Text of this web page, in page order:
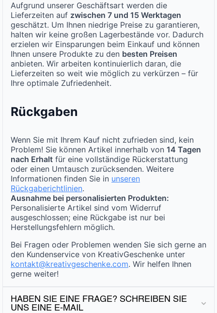
Aufgrund unserer Geschäftsart werden die
Lieferzeiten auf zwischen 7 und 15 Werktagen
geschätzt. Um Ihnen niedrige Preise zu garantieren,
halten wir keine großen Lagerbestände vor. Dadurch
erzielen wir Einsparungen beim Einkauf und können
Ihnen unsere Produkte zu den besten Preisen
anbieten. Wir arbeiten kontinuierlich daran, die
Lieferzeiten so weit wie möglich zu verkürzen – für
Ihre optimale Zufriedenheit.
Rückgaben
Wenn Sie mit Ihrem Kauf nicht zufrieden sind, kein
Problem! Sie können Artikel innerhalb von 14 Tagen
nach Erhalt für eine vollständige Rückerstattung
oder einen Umtausch zurücksenden. Weitere
Informationen finden Sie in unseren
Rückgaberichtlinien.
Ausnahme bei personalisierten Produkten:
Personalisierte Artikel sind vom Widerruf
ausgeschlossen; eine Rückgabe ist nur bei
Herstellungsfehlern möglich.
Bei Fragen oder Problemen wenden Sie sich gerne an
den Kundenservice von KreativGeschenke unter
kontakt@kreativgeschenke.com. Wir helfen Ihnen
gerne weiter!
HABEN SIE EINE FRAGE? SCHREIBEN SIE
UNS EINE E-MAIL